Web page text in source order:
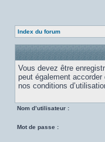
Index du forum
Vous devez être
peut également
nos conditions
Nom d’utilisateur :
Mot de passe :